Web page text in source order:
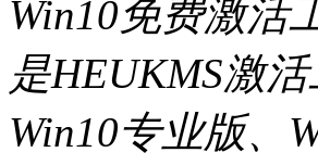
Win10免费激活
是HEUKMS激
Win10专业版、